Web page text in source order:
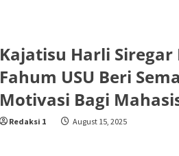
Kajatisu Harli
Fahum USU Beri
Motivasi Bagi
Redaksi 1 August 15, 2025